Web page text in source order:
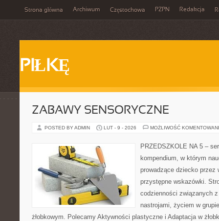
Strona główna Archiwum Częstochowa PZPN Redakcja
PIŁKĘ
ZABAWY SENSORYCZNE
POSTED BY ADMIN LUT - 9 - 2026 MOŻLIWOŚĆ
PRZEDSZKOLE NA 5 –
kompendium, w którym
prowadzące dziecko przez
przystępne wskazówki.
codzienności związanych
nastrojami, życiem w
żłobkowym. Polecamy Aktywności plastyczne i Adaptacja w